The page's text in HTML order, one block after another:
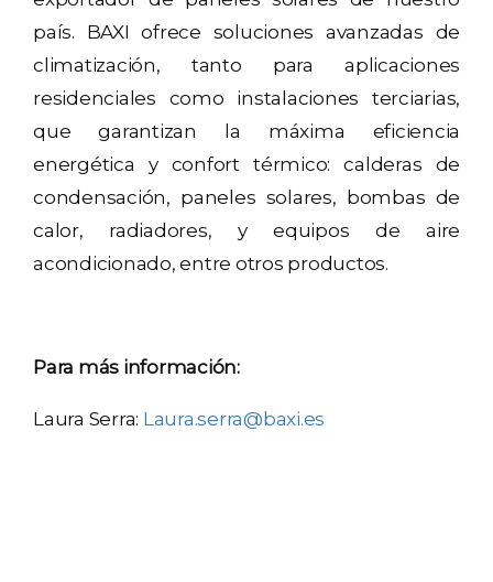
país. BAXI ofrece soluciones avanzadas de
climatización, tanto para aplicaciones
residenciales como instalaciones terciarias,
que garantizan la máxima eficiencia
energética y confort térmico: calderas de
condensación, paneles solares, bombas de
calor, radiadores, y equipos de aire
acondicionado, entre otros productos.
Para más información:
Laura Serra: Laura.serra@baxi.es